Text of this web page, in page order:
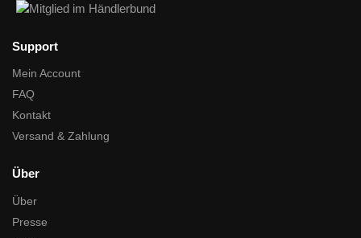
Support
Mein Account
FAQ
Kontakt
Versand & Zahlung
Über
Über
Presse